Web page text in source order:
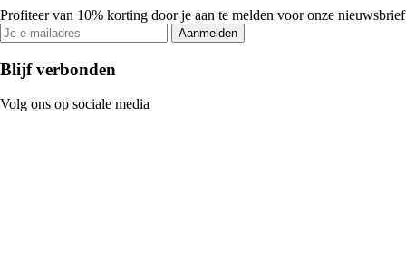
Profiteer van 10% korting door je aan te melden voor onze nieuwsbrief
Aanmelden
Blijf verbonden
Volg ons op sociale media